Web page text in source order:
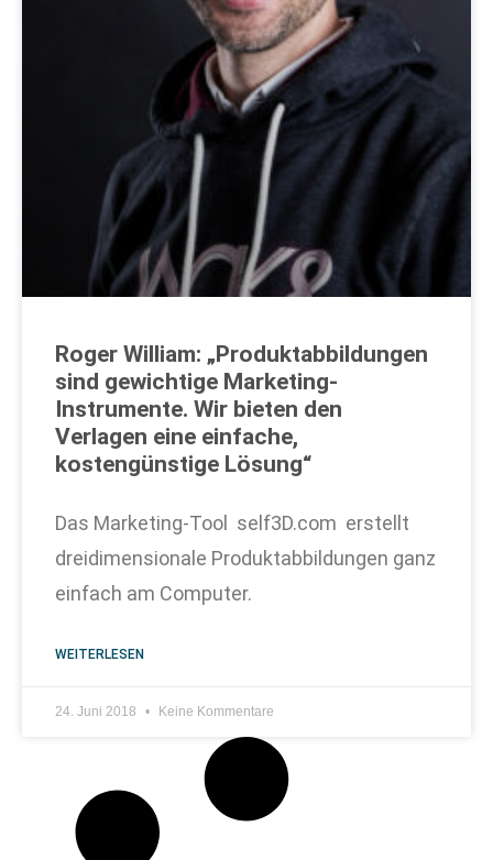
Roger William: „Produktabbildungen
sind gewichtige Marketing-
Instrumente. Wir bieten den
Verlagen eine einfache,
kostengünstige Lösung“
Das Marketing-Tool self3D.com erstellt
dreidimensionale Produktabbildungen ganz
einfach am Computer.
WEITERLESEN
24. Juni 2018 Keine Kommentare